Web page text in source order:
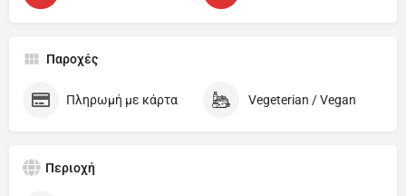
Παροχές
Πληρωμή με κάρτα Vegeterian / Vegan
Περιοχή